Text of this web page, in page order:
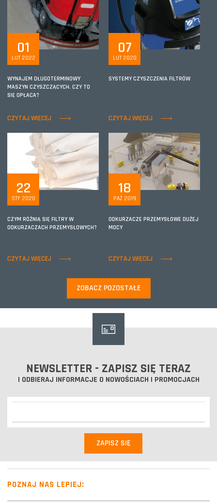
01
LUT 2022
WYNAJEM DŁUGOTERMINOWY
MASZYN CZYSZCZĄCYCH. CZY TO
SIĘ OPŁACA?
CZYTAJ WIĘCEJ
07
LUT 2020
SYSTEMY CZYSZCZENIA FILTRÓW
CZYTAJ WIĘCEJ
22
STY 2020
CZYM RÓŻNIĄ SIĘ FILTRY W
ODKURZACZACH PRZEMYSŁOWYCH?
CZYTAJ WIĘCEJ
18
PAŹ 2019
ODKURZACZE PRZEMYSŁOWE DUŻEJ
MOCY
CZYTAJ WIĘCEJ
ZOBACZ POZOSTAŁE
NEWSLETTER - ZAPISZ SIĘ TERAZ
I ODBIERAJ INFORMACJE O NOWOŚCIACH I PROMOCJACH
POZNAJ NAS LEPIEJ: